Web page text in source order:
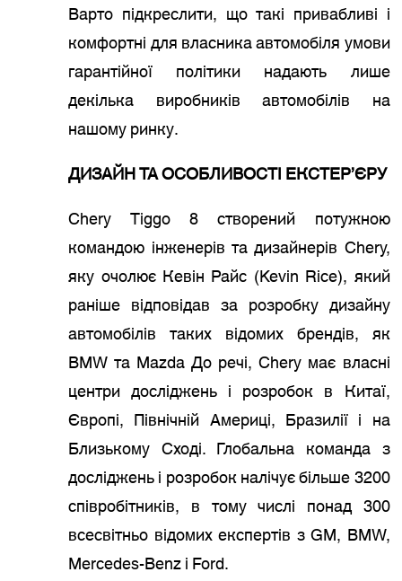
Варто підкреслити, що такі привабливі і
комфортні для власника автомобіля умови
гарантійної політики надають лише
декілька виробників автомобілів на
нашому ринку.
ДИЗАЙН ТА ОСОБЛИВОСТІ ЕКСТЕР’ЄРУ
Chery Tiggo 8 створений потужною
командою інженерів та дизайнерів Chery,
яку очолює Кевін Райс (Kevin Rice), який
раніше відповідав за розробку дизайну
автомобілів таких відомих брендів, як
BMW та Mazda До речі, Chery має власні
центри досліджень і розробок в Китаї,
Європі, Північній Америці, Бразилії і на
Близькому Сході. Глобальна команда з
досліджень і розробок налічує більше 3200
співробітників, в тому числі понад 300
всесвітньо відомих експертів з GM, BMW,
Mercedes-Benz і Ford.